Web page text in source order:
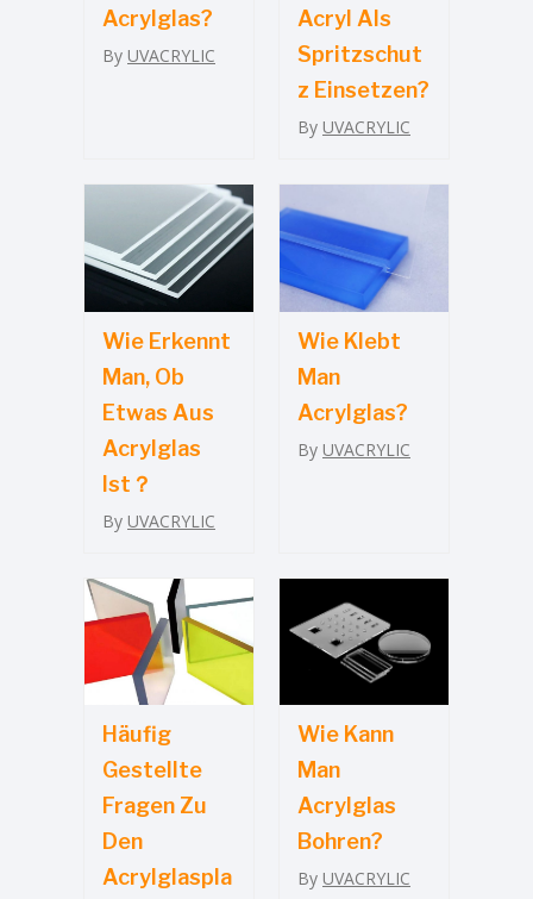
Acrylglas?
By UVACRYLIC
Acryl Als
Spritzschut
Z Einsetzen?
By UVACRYLIC
Wie Erkennt
Man, Ob
Etwas Aus
Acrylglas
Ist？
By UVACRYLIC
Wie Klebt
Man
Acrylglas?
By UVACRYLIC
Häufig
Gestellte
Fragen Zu
Den
Acrylglaspla
Wie Kann
Man
Acrylglas
Bohren?
By UVACRYLIC